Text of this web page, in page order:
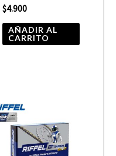
$4.900
AÑADIR AL
CARRITO